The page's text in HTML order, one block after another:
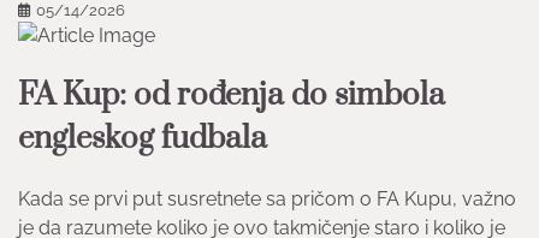
05/14/2026
FA Kup: od rođenja do simbola
engleskog fudbala
Kada se prvi put susretnete sa pričom o FA Kupu, važno
je da razumete koliko je ovo takmičenje staro i koliko je